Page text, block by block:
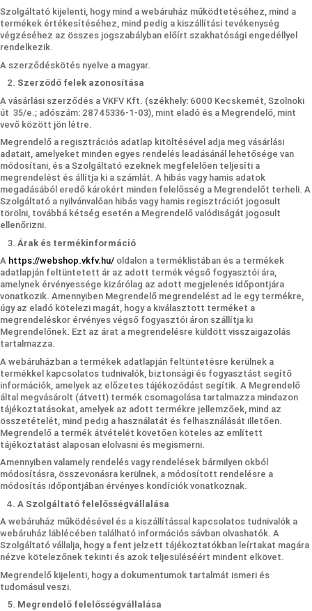
Szolgáltató kijelenti, hogy mind a webáruház működtetéséhez, mind a
termékek értékesítéséhez, mind pedig a kiszállítási tevékenység
végzéséhez az összes jogszabályban előírt szakhatósági engedéllyel
rendelkezik.
A szerződéskötés nyelve a magyar.
Szerződő felek azonosítása
A vásárlási szerződés a VKFV Kft. (székhely: 6000 Kecskemét, Szolnoki
út 35/e.; adószám: 28745336-1-03), mint eladó és a Megrendelő, mint
vevő között jön létre.
Megrendelő a regisztrációs adatlap kitöltésével adja meg vásárlási
adatait, amelyeket minden egyes rendelés leadásánál lehetősége van
módosítani, és a Szolgáltató ezeknek megfelelően teljesíti a
megrendelést és állítja ki a számlát. A hibás vagy hamis adatok
megadásából eredő károkért minden felelősség a Megrendelőt terheli. A
Szolgáltató a nyilvánvalóan hibás vagy hamis regisztrációt jogosult
törölni, továbbá kétség esetén a Megrendelő valódiságát jogosult
ellenőrizni.
Árak és termékinformáció
A https://webshop.vkfv.hu/ oldalon a terméklistában és a termékek
adatlapján feltüntetett ár az adott termék végső fogyasztói ára,
amelynek érvényessége kizárólag az adott megjelenés időpontjára
vonatkozik. Amennyiben Megrendelő megrendelést ad le egy termékre,
úgy az eladó kötelezi magát, hogy a kiválasztott terméket a
megrendeléskor érvényes végső fogyasztói áron szállítja ki
Megrendelőnek. Ezt az árat a megrendelésre küldött visszaigazolás
tartalmazza.
A webáruházban a termékek adatlapján feltüntetésre kerülnek a
termékkel kapcsolatos tudnivalók, biztonsági és fogyasztást segítő
információk, amelyek az előzetes tájékozódást segítik. A Megrendelő
által megvásárolt (átvett) termék csomagolása tartalmazza mindazon
tájékoztatásokat, amelyek az adott termékre jellemzőek, mind az
összetételét, mind pedig a használatát és felhasználását illetően.
Megrendelő a termék átvételét követően köteles az említett
tájékoztatást alaposan elolvasni és megismerni.
Amennyiben valamely rendelés vagy rendelések bármilyen okból
módosításra, összevonásra kerülnek, a módosított rendelésre a
módosítás időpontjában érvényes kondíciók vonatkoznak.
A Szolgáltató felelősségvállalása
A webáruház működésével és a kiszállítással kapcsolatos tudnivalók a
webáruház láblécében található információs sávban olvashatók. A
Szolgáltató vállalja, hogy a fent jelzett tájékoztatókban leírtakat magára
nézve kötelezőnek tekinti és azok teljesüléséért mindent elkövet.
Megrendelő kijelenti, hogy a dokumentumok tartalmát ismeri és
tudomásul veszi.
Megrendelő felelősségvállalása